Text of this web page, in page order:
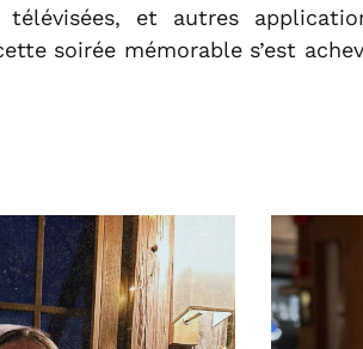
et autres
soirée mémorable s’est